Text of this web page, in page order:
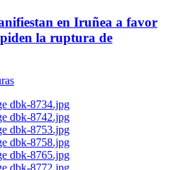
en Iruñea a favor
la ruptura de